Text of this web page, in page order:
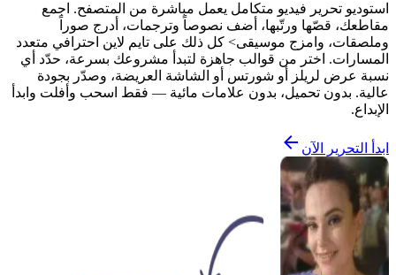
استوديو تحرير فيديو متكامل يعمل مباشرة من المتصفح. اجمع
مقاطعك، قصّها ورتّبها، أضف نصوصاً وترجمات، أدرج صوراً
وملصقات، وامزج موسيقى> كل ذلك على تايم لاين احترافي متعدد
المسارات. اختر من قوالب جاهزة لتبدأ مشروعك بسرعة، حدّد أي
نسبة عرض لريلز أو شورتس أو الشاشة العريضة، وصدّر بجودة
عالية. بدون تحميل، بدون علامات مائية — فقط اسحب وأفلت وابدأ
الإبداع.
ابدأ التحرير الآن